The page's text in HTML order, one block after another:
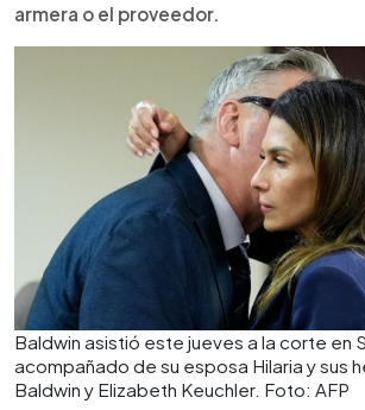
armera o el proveedor.
Baldwin asistió este jueves a la corte en
acompañado de su esposa Hilaria y sus
Baldwin y Elizabeth Keuchler. Foto: AFP